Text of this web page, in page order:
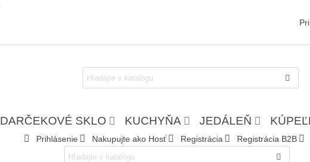
DARČEKOVÉ SKLO KUCHYŇA JEDÁLEŇ
Prihlásenie Nakupujte ako Hosť Registrácia Registrácia B2B